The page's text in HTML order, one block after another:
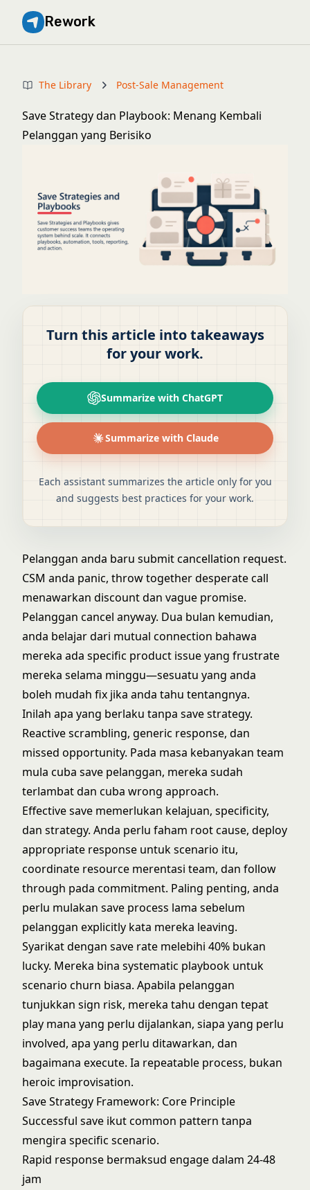
Rework
The Library Post-Sale Management
Save Strategy dan Playbook: Menang Kembali
Pelanggan yang Berisiko
Turn this article into takeaways
for your work.
Summarize with ChatGPT
Summarize with Claude
Each assistant summarizes the article only for you
and suggests best practices for your work.
Pelanggan anda baru submit cancellation request.
CSM anda panic, throw together desperate call
menawarkan discount dan vague promise.
Pelanggan cancel anyway. Dua bulan kemudian,
anda belajar dari mutual connection bahawa
mereka ada specific product issue yang frustrate
mereka selama minggu—sesuatu yang anda
boleh mudah fix jika anda tahu tentangnya.
Inilah apa yang berlaku tanpa save strategy.
Reactive scrambling, generic response, dan
missed opportunity. Pada masa kebanyakan team
mula cuba save pelanggan, mereka sudah
terlambat dan cuba wrong approach.
Effective save memerlukan kelajuan, specificity,
dan strategy. Anda perlu faham root cause, deploy
appropriate response untuk scenario itu,
coordinate resource merentasi team, dan follow
through pada commitment. Paling penting, anda
perlu mulakan save process lama sebelum
pelanggan explicitly kata mereka leaving.
Syarikat dengan save rate melebihi 40% bukan
lucky. Mereka bina systematic playbook untuk
scenario churn biasa. Apabila pelanggan
tunjukkan sign risk, mereka tahu dengan tepat
play mana yang perlu dijalankan, siapa yang perlu
involved, apa yang perlu ditawarkan, dan
bagaimana execute. Ia repeatable process, bukan
heroic improvisation.
Save Strategy Framework: Core Principle
Successful save ikut common pattern tanpa
mengira specific scenario.
Rapid response bermaksud engage dalam 24-48
jam